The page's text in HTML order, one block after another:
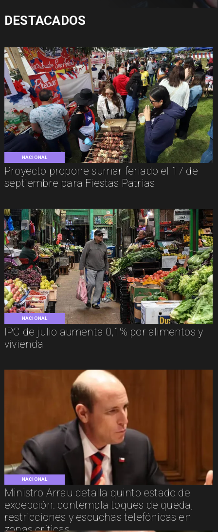
NACIONAL
Proyecto propone sumar feriado el 17 de
septiembre para Fiestas Patrias
NACIONAL
IPC de julio aumenta 0,1% por alimentos y
vivienda
NACIONAL
Ministro Arrau detalla quinto estado de
excepción: contempla toques de queda,
restricciones y escuchas telefónicas en
zonas críticas
DESTACADOS